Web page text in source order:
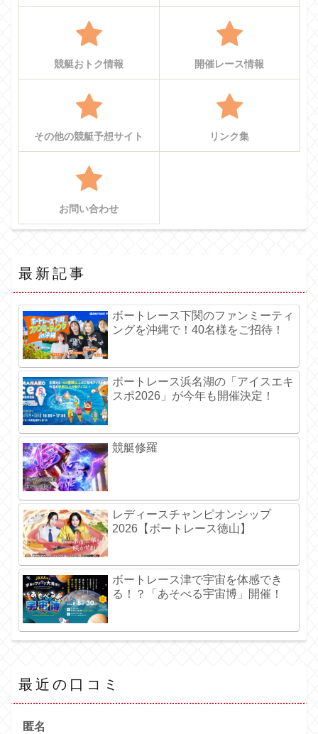
競艇おトク情報 開催レース情報
その他の競艇予想サイト リンク集
お問い合わせ
最新記事
ボートレース下関のファンミーティ
ングを沖縄で！40名様をご招待！
ボートレース浜名湖の「アイスエキ
スポ2026」が今年も開催決定！
競艇修羅
レディースチャンピオンシップ
2026【ボートレース徳山】
ボートレース津で宇宙を体感でき
る！？「あそべる宇宙博」開催！
最近の口コミ
匿名